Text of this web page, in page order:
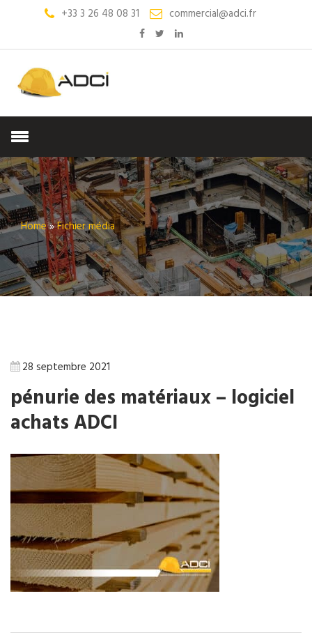
+33 3 26 48 08 31 commercial@adci.fr
Home»Fichier média
28 septembre 2021
pénurie des matériaux – logiciel
achats ADCI